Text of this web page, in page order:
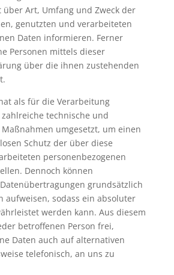
Art, Umfang und Zweck der
genutzten und verarbeiteten
Daten informieren. Ferner
Personen mittels dieser
über die ihnen zustehenden
als für die Verarbeitung
technische und
umgesetzt, um einen
Schutz der über diese
personenbezogenen
Dennoch können
grundsätzlich
aufweisen, sodass ein absoluter
werden kann. Aus diesem
betroffenen Person frei,
Daten auch auf alternativen
telefonisch, an uns zu